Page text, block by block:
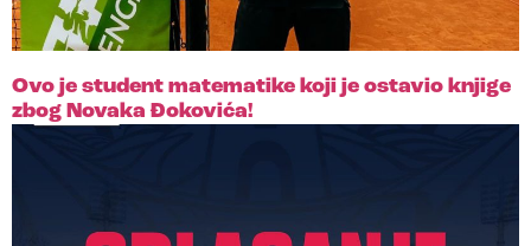
Ovo je student matematike koji je ostavio knjige
zbog Novaka Đokovića!